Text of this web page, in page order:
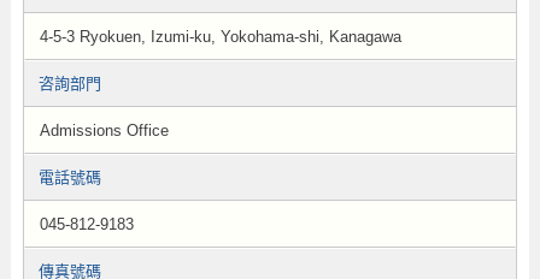
4-5-3 Ryokuen, Izumi-ku, Yokohama-shi, Kanagawa
咨詢部門
Admissions Office
電話號碼
045-812-9183
傳真號碼